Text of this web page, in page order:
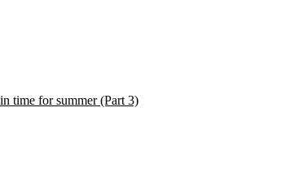
time for summer (Part 3)